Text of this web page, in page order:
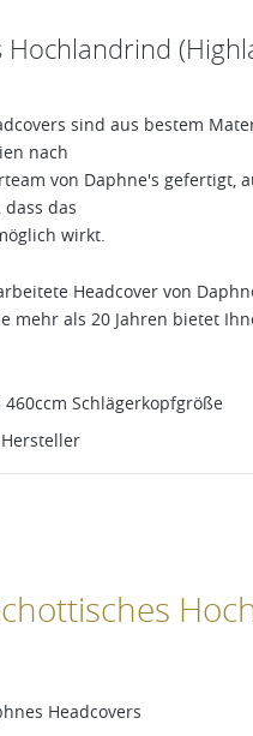
Hochlandrind
sind aus bestem
nach
von Daphne's gefertigt,
das
wirkt.
Headcover von
als 20 Jahren bietet
Schlägerkopfgröße
Headcovers